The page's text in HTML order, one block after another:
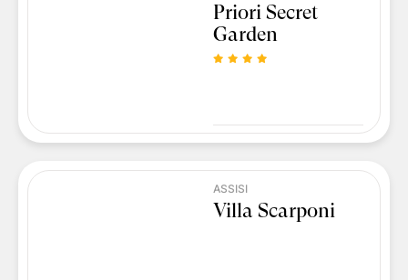
Priori Secret
Garden
ASSISI
Villa Scarponi